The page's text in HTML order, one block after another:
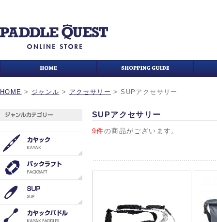
HOME > ジャンル > アクセサリー >SUPアクセサリー
SUPアクセサリー
9件の商品がございます。